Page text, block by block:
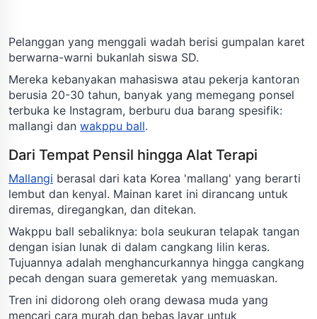
Pelanggan yang menggali wadah berisi gumpalan karet
berwarna-warni bukanlah siswa SD.
Mereka kebanyakan mahasiswa atau pekerja kantoran
berusia 20-30 tahun, banyak yang memegang ponsel
terbuka ke Instagram, berburu dua barang spesifik:
mallangi dan wakppu ball.
Dari Tempat Pensil hingga Alat Terapi
Mallangi berasal dari kata Korea 'mallang' yang berarti
lembut dan kenyal. Mainan karet ini dirancang untuk
diremas, diregangkan, dan ditekan.
Wakppu ball sebaliknya: bola seukuran telapak tangan
dengan isian lunak di dalam cangkang lilin keras.
Tujuannya adalah menghancurkannya hingga cangkang
pecah dengan suara gemeretak yang memuaskan.
Tren ini didorong oleh orang dewasa muda yang
mencari cara murah dan bebas layar untuk